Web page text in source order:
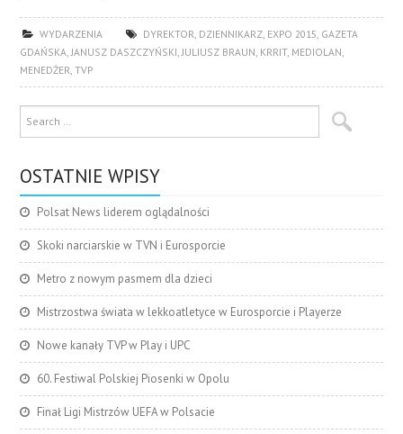
WYDARZENIA DYREKTOR, DZIENNIKARZ, EXPO 2015, GAZETA
GDAŃSKA,JANUSZ DASZCZYŃSKI,JULIUSZ BRAUN, KRRIT, MEDIOLAN,
MENEDŻER,TVP
OSTATNIE WPISY
Polsat News liderem oglądalności
Skoki narciarskie w TVN i Eurosporcie
Metro z nowym pasmem dla dzieci
Mistrzostwa świata w lekkoatletyce w Eurosporcie i Playerze
Nowe kanały TVP w Play i UPC
60. Festiwal Polskiej Piosenki w Opolu
Finał Ligi Mistrzów UEFA w Polsacie